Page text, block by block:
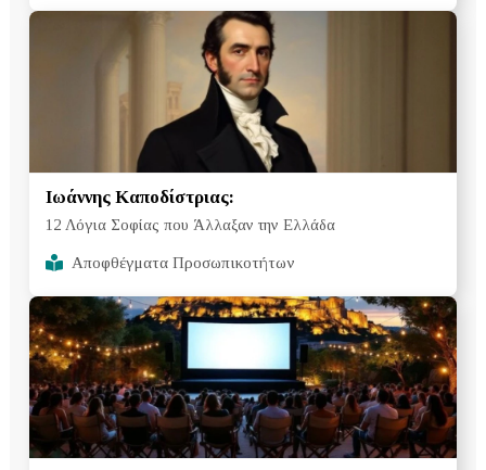
Ιωάννης Καποδίστριας:
12 Λόγια Σοφίας που Άλλαξαν την Ελλάδα
Αποφθέγματα Προσωπικοτήτων